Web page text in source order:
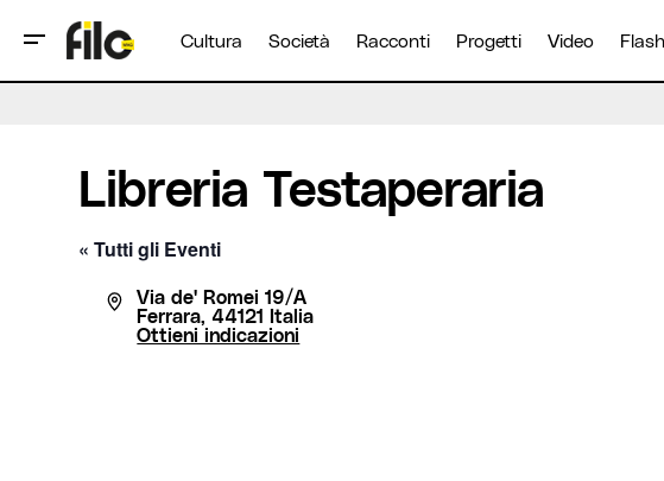
Cultura Società Racconti Progetti Video Flash
Libreria Testaperaria
« Tutti gli Eventi
Indirizzo
Via de' Romei 19/A
Ferrara, 44121 Italia
Ottieni indicazioni